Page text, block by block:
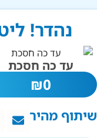
נהדר!
עד כה חסכת
0
₪
שיתוף מהיר